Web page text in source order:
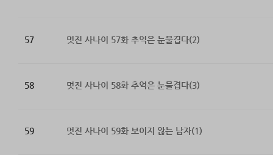
57 멋진 사나이 57화 추억은 눈물겹다(2)
58 멋진 사나이 58화 추억은 눈물겹다(3)
59 멋진 사나이 59화 보이지 않는 남자(1)